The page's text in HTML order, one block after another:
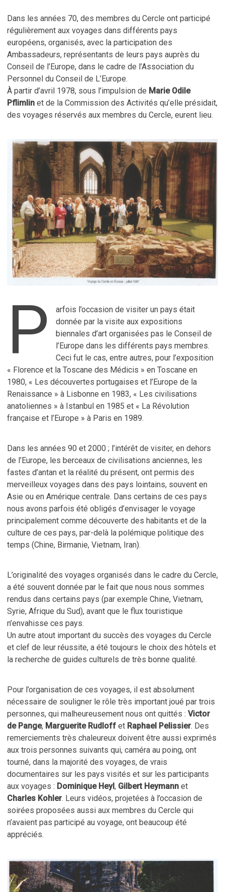
Dans les années 70, des membres du Cercle ont participé
régulièrement aux voyages dans différents pays
européens, organisés, avec la participation des
Ambassadeurs, représentants de leurs pays auprès du
Conseil de l’Europe, dans le cadre de l’Association du
Personnel du Conseil de L’Europe.
À partir d’avril 1978, sous l’impulsion de Marie Odile
Pflimlin et de la Commission des Activités qu’elle présidait,
des voyages réservés aux membres du Cercle, eurent lieu.
P
arfois l’occasion de visiter un pays était
donnée par la visite aux expositions
biennales d’art organisées pas le Conseil de
l’Europe dans les différents pays membres.
Ceci fut le cas, entre autres, pour l’exposition
« Florence et la Toscane des Médicis » en Toscane en
1980, « Les découvertes portugaises et l’Europe de la
Renaissance » à Lisbonne en 1983, « Les civilisations
anatoliennes » à Istanbul en 1985 et « La Révolution
française et l’Europe » à Paris en 1989.
Dans les années 90 et 2000 ; l’intérêt de visiter, en dehors
de l’Europe, les berceaux de civilisations anciennes, les
fastes d’antan et la réalité du présent, ont permis des
merveilleux voyages dans des pays lointains, souvent en
Asie ou en Amérique centrale. Dans certains de ces pays
nous avons parfois été obligés d’envisager le voyage
principalement comme découverte des habitants et de la
culture de ces pays, par-delà la polémique politique des
temps (Chine, Birmanie, Vietnam, Iran).
L’originalité des voyages organisés dans le cadre du Cercle,
a été souvent donnée par le fait que nous nous sommes
rendus dans certains pays (par exemple Chine, Vietnam,
Syrie, Afrique du Sud), avant que le flux touristique
n’envahisse ces pays.
Un autre atout important du succès des voyages du Cercle
et clef de leur réussite, a été toujours le choix des hôtels et
la recherche de guides culturels de très bonne qualité.
Pour l’organisation de ces voyages, il est absolument
nécessaire de souligner le rôle très important joué par trois
personnes, qui malheureusement nous ont quittés : Victor
de Pange, Marguerite Rudloff et Raphael Pelissier. Des
remerciements très chaleureux doivent être aussi exprimés
aux trois personnes suivants qui, caméra au poing, ont
tourné, dans la majorité des voyages, de vrais
documentaires sur les pays visités et sur les participants
aux voyages : Dominique Heyl, Gilbert Heymann et
Charles Kohler. Leurs vidéos, projetées à l’occasion de
soirées proposées aussi aux membres du Cercle qui
n’avaient pas participé au voyage, ont beaucoup été
appréciés.